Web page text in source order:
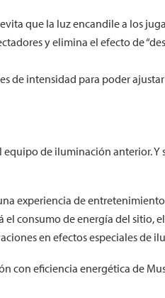
que la luz encandile a los
y elimina el efecto de
intensidad para poder
de iluminación anterior.
experiencia de
el consumo de energía del
en efectos especiales de
con eficiencia energética de